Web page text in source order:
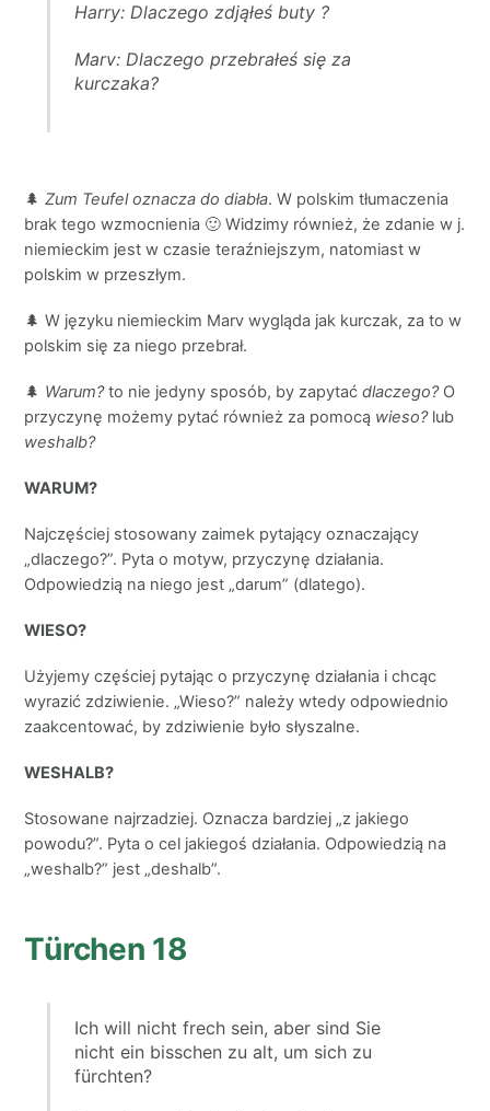
Harry: Dlaczego zdjąłeś buty ?
Marv: Dlaczego przebrałeś się za
kurczaka?
🌲Zum Teufel oznacza do diabła. W polskim tłumaczenia
brak tego wzmocnienia 🙂 Widzimy również, że zdanie w j.
niemieckim jest w czasie teraźniejszym, natomiast w
polskim w przeszłym.
🌲 W języku niemieckim Marv wygląda jak kurczak, za to w
polskim się za niego przebrał.
🌲 Warum?to nie jedyny sposób, by zapytaćdlaczego? O
przyczynę możemy pytać również za pomocą wieso?lub
weshalb?
WARUM?
Najczęściej stosowany zaimek pytający oznaczający
„dlaczego?”. Pyta o motyw, przyczynę działania.
Odpowiedzią na niego jest „darum” (dlatego).
WIESO?
Użyjemy częściej pytając o przyczynę działania i chcąc
wyrazić zdziwienie. „Wieso?” należy wtedy odpowiednio
zaakcentować, by zdziwienie było słyszalne.
WESHALB?
Stosowane najrzadziej. Oznacza bardziej „z jakiego
powodu?”. Pyta o cel jakiegoś działania. Odpowiedzią na
„weshalb?” jest „deshalb”.
Türchen 18
Ich will nicht frech sein, aber sind Sie
nicht ein bisschen zu alt, um sich zu
fürchten?